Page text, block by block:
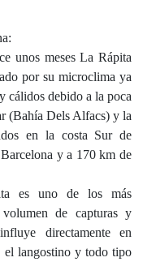
unos meses La Rápita
por su microclima ya
cálidos debido a la poca
(Bahía Dels Alfacs) y la
en la costa Sur de
y a 170 km de
es uno de los más
de capturas y
directamente en
el langostino y todo tipo